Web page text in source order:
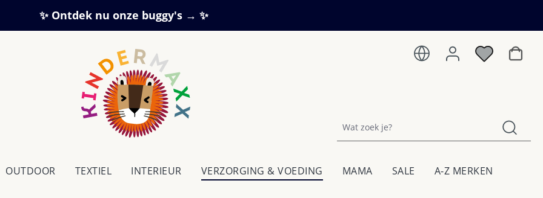
✨ Ontdek nu onze buggy's → ✨
OUTDOOR TEXTIEL IN­TE­RI­EUR VERZORGING & VOEDING MAMA SALE A-Z MERKEN